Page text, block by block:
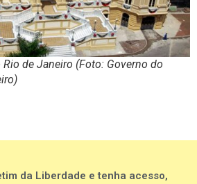
Rio de Janeiro (Foto: Governo do
da Liberdade e tenha acesso,